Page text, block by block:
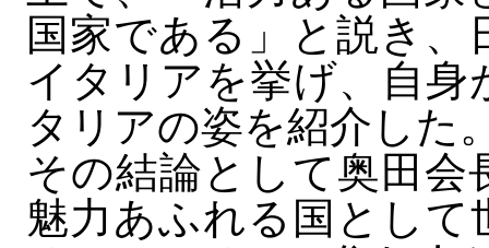
国家である」と説き
イタリアを挙げ、自
タリアの姿を紹介した
その結論として奥田
魅力あふれる国とし